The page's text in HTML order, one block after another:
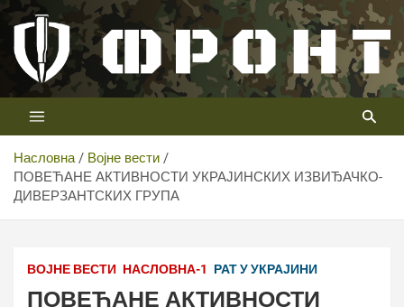
Скип
цонтент
Телевизија ФРОНТ
Први војни канал у Србији
Насловна
Војне вести
ПОВЕЋАНЕ АКТИВНОСТИ УКРАЈИНСКИХ ИЗВИЂАЧКО-
ДИВЕРЗАНТСКИХ ГРУПА
ВОЈНЕ ВЕСТИ НАСЛОВНА-1 РАТ У УКРАЈИНИ
ПОВЕЋАНЕ АКТИВНОСТИ